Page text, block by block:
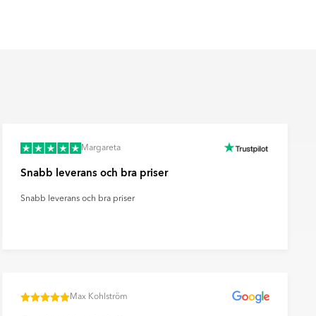
Margareta
Snabb leverans och bra priser
Snabb leverans och bra priser
Max Kohlström